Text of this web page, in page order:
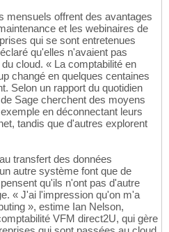
mensuels offrent des avantages
et les webinaires de
qui se sont entretenues
qu'elles n'avaient pas
cloud. « La comptabilité en
changé en quelques centaines
Selon un rapport du quotidien
Sage cherchent des moyens
en déconnectant leurs
tandis que d'autres explorent
transfert des données
autre système font que de
qu'ils n'ont pas d'autre
« J'ai l'impression qu'on m'a
», estime Ian Nelson,
VFM direct2U, qui gère